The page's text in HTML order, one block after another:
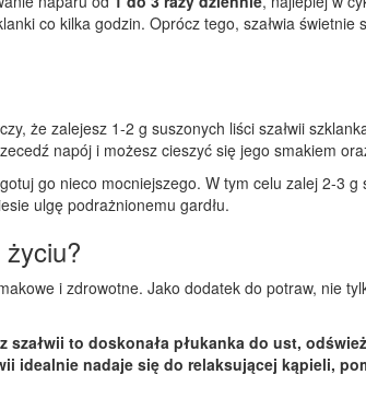
co kilka godzin. Oprócz tego, szałwia świetnie
że zalejesz 1-2 g suszonych liści szałwii
napój i możesz cieszyć się jego smakiem
go nieco mocniejszego. W tym celu zalej 2-3 g
ulgę podrażnionemu gardłu.
i zdrowotne. Jako dodatek do potraw, nie
szałwii to doskonała płukanka do ust,
idealnie nadaje się do relaksującej kąpieli,